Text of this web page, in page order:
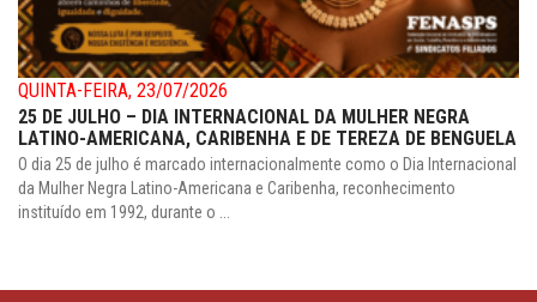
QUINTA-FEIRA, 23/07/2026
25 DE JULHO – DIA INTERNACIONAL DA MULHER NEGRA
LATINO-AMERICANA, CARIBENHA E DE TEREZA DE BENGUELA
O dia 25 de julho é marcado internacionalmente como o Dia Internacional
da Mulher Negra Latino-Americana e Caribenha, reconhecimento
instituído em 1992, durante o ...